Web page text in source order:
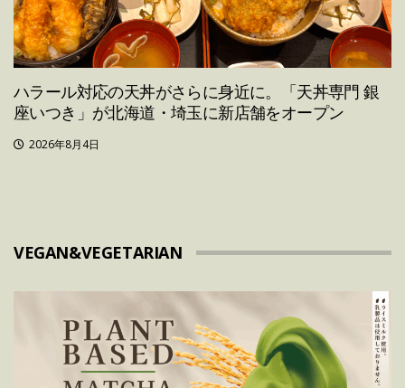
ハラール対応の天丼がさらに身近に。「天丼専門 銀
座いつき」が北海道・埼玉に新店舗をオープン
2026年8月4日
VEGAN&VEGETARIAN